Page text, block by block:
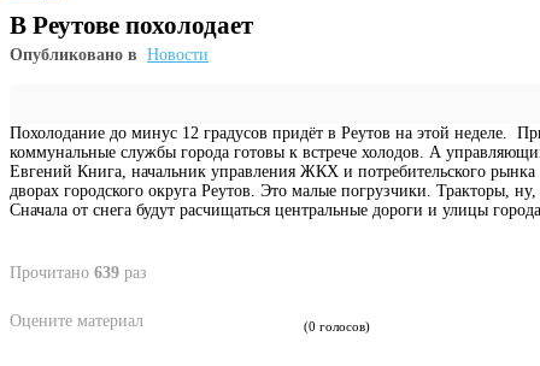
В Реутове похолодает
Опубликовано в Новости
Похолодание до минус 12 градусов придёт в Реутов на этой неделе.
коммунальные службы города готовы к встрече холодов. А
Евгений Книга, начальник управления ЖКХ и потребительского
дворах городского округа Реутов. Это малые погрузчики. Тракторы,
Сначала от снега будут расчищаться центральные дороги и улицы
Прочитано 639 раз
Оцените материал (0 голосов)